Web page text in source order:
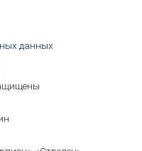
данных